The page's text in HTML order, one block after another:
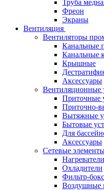
Труба
Фреон
Экраны
Вентиляция
Вентиляторы
Канальные
Канальные
Крышные
Аксессуары
Вентиляционные
Приточные
Приточно-
Вытяжные
Бытовые
Для
Аксессуары
Сетевые
Нагреватели
Охладители
Фильтр-
Воздушные